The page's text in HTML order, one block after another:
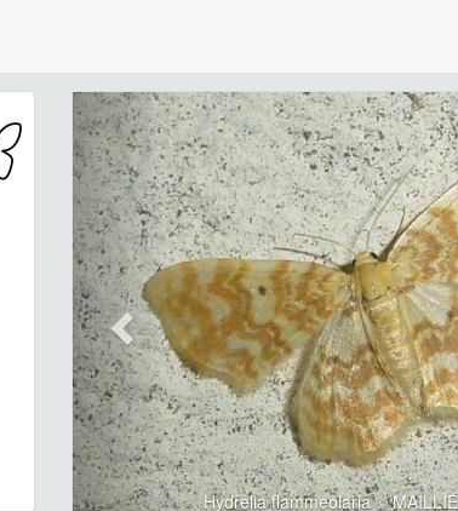
Hydrelia flammeolaria ©